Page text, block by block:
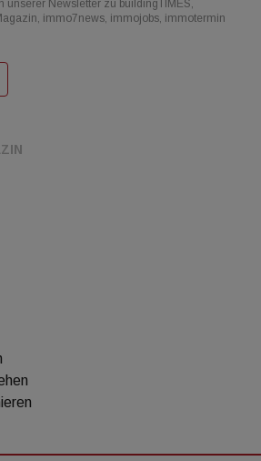
unserer Newsletter zu buildingTIMES,
immo7news, immojobs, immotermin